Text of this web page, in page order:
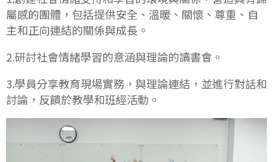
屬感的團體，包括提供安全、溫暖、關懷、尊重、自
主和正向連結的關係與成長。
2.研討社會情緒學習的意涵與理論的讀書會。
3.學員分享教育現場實務，與理論連結，並進行對話和
討論，反饋於教學和班經活動。